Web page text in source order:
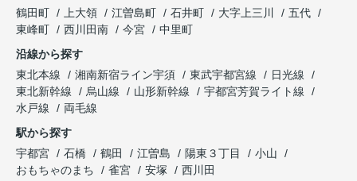
鶴田町
上大領 江曽島町 石井町 大字上三川
五代
東峰町
西川田南 今宮
中里町
沿線から探す
東北本線
湘南新宿ライン宇須 東武宇都宮線
日光線
東北新幹線
烏山線 山形新幹線
宇都宮芳賀ライト線
水戸線
両毛線
駅から探す
宇都宮
石橋 鶴田 江曽島 陽東３丁目
小山
おもちゃのまち
雀宮 安塚 西川田